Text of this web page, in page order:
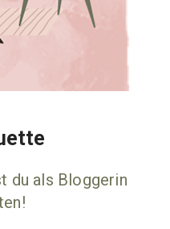
du als Bloggerin